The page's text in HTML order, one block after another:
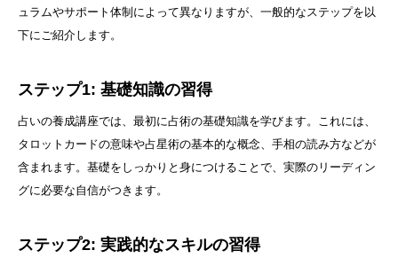
ュラムやサポート体制によって異なりますが、一般的なステップを以
下にご紹介します。
ステップ1: 基礎知識の習得
占いの養成講座では、最初に占術の基礎知識を学びます。これには、
タロットカードの意味や占星術の基本的な概念、手相の読み方などが
含まれます。基礎をしっかりと身につけることで、実際のリーディン
グに必要な自信がつきます。
ステップ2: 実践的なスキルの習得